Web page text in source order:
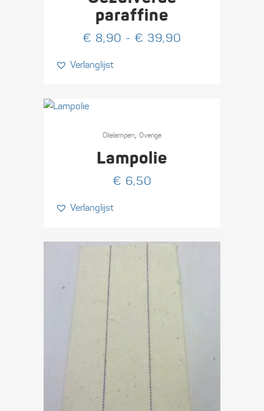
kan
worden
paraffine
€ 8,90 - € 39,90
Verlanglijst
Olie­lampen, Overige
Lampolie
€ 6,50
Verlanglijst